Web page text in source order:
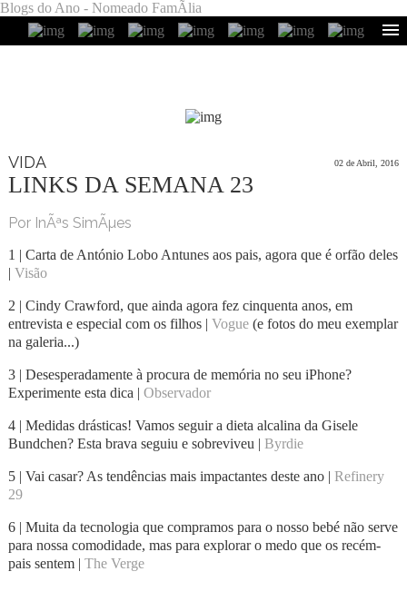
Blogs do Ano - Nomeado FamÃ­lia
VIDA 02 de Abril, 2016
LINKS DA SEMANA 23
Por InÃªs SimÃµes
1 | Carta de António Lobo Antunes aos pais, agora que é orfão deles
| Visão
2 | Cindy Crawford, que ainda agora fez cinquenta anos, em
entrevista e especial com os filhos | Vogue(e fotos do meu exemplar
na galeria...)
3 | Desesperadamente à procura de memória no seu iPhone?
Experimente esta dica | Observador
4 | Medidas drásticas! Vamos seguir a dieta alcalina da Gisele
Bundchen? Esta brava seguiu e sobreviveu | Byrdie
5 | Vai casar? As tendências mais impactantes deste ano | Refinery
29
6 | Muita da tecnologia que compramos para o nosso bebé não serve
para nossa comodidade, mas para explorar o medo que os recém-
pais sentem | The Verge